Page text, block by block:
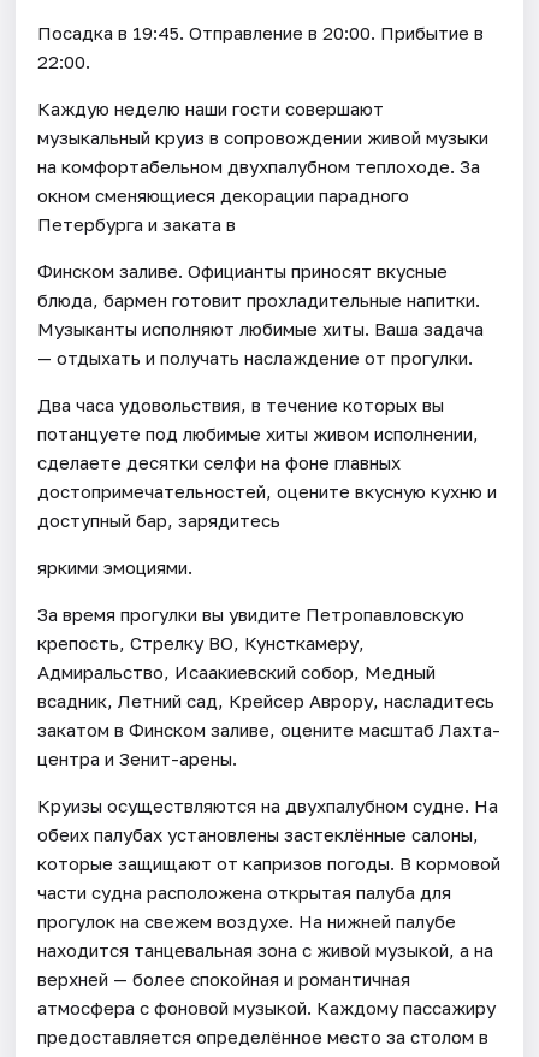
Посадка в 19:45. Отправление в 20:00. Прибытие в
22:00.
Каждую неделю наши гости совершают
музыкальный круиз в сопровождении живой музыки
на комфортабельном двухпалубном теплоходе. За
окном сменяющиеся декорации парадного
Петербурга и заката в
Финском заливе. Официанты приносят вкусные
блюда, бармен готовит прохладительные напитки.
Музыканты исполняют любимые хиты. Ваша задача
— отдыхать и получать наслаждение от прогулки.
Два часа удовольствия, в течение которых вы
потанцуете под любимые хиты живом исполнении,
сделаете десятки селфи на фоне главных
достопримечательностей, оцените вкусную кухню и
доступный бар, зарядитесь
яркими эмоциями.
За время прогулки вы увидите Петропавловскую
крепость, Стрелку ВО, Кунсткамеру,
Адмиральство, Исаакиевский собор, Медный
всадник, Летний сад, Крейсер Аврору, насладитесь
закатом в Финском заливе, оцените масштаб Лахта-
центра и Зенит-арены.
Круизы осуществляются на двухпалубном судне. На
обеих палубах установлены застеклённые салоны,
которые защищают от капризов погоды. В кормовой
части судна расположена открытая палуба для
прогулок на свежем воздухе. На нижней палубе
находится танцевальная зона с живой музыкой, а на
верхней — более спокойная и романтичная
атмосфера с фоновой музыкой. Каждому пассажиру
предоставляется определённое место за столом в